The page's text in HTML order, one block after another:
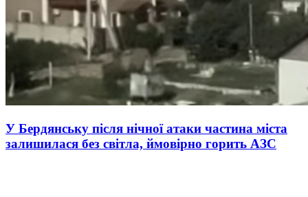
У Бердянську після нічної атаки частина міста
залишилася без світла, ймовірно горить АЗС